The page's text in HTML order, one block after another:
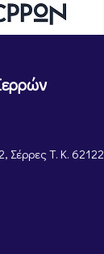
Σέρρες Τ. Κ. 62122